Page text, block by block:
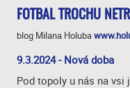
FOTBAL TROCHU
blog Milana Holuba
9.3.2024 - Nová doba
Pod topoly u nás na vsi